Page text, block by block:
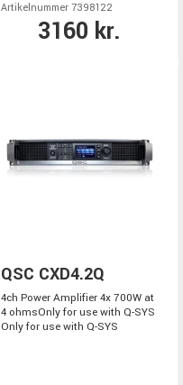
Artikelnummer 7398122
3160 kr.
QSC CXD4.2Q
4ch Power Amplifier 4x 700W at
4 ohmsOnly for use with Q-SYS
Only for use with Q-SYS